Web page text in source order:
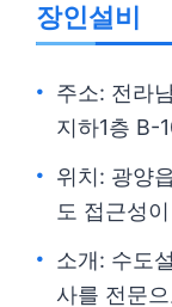
장인설비
주소: 전라
지하1층 B-
위치: 광양
도 접근성
소개: 수도
사를 전문